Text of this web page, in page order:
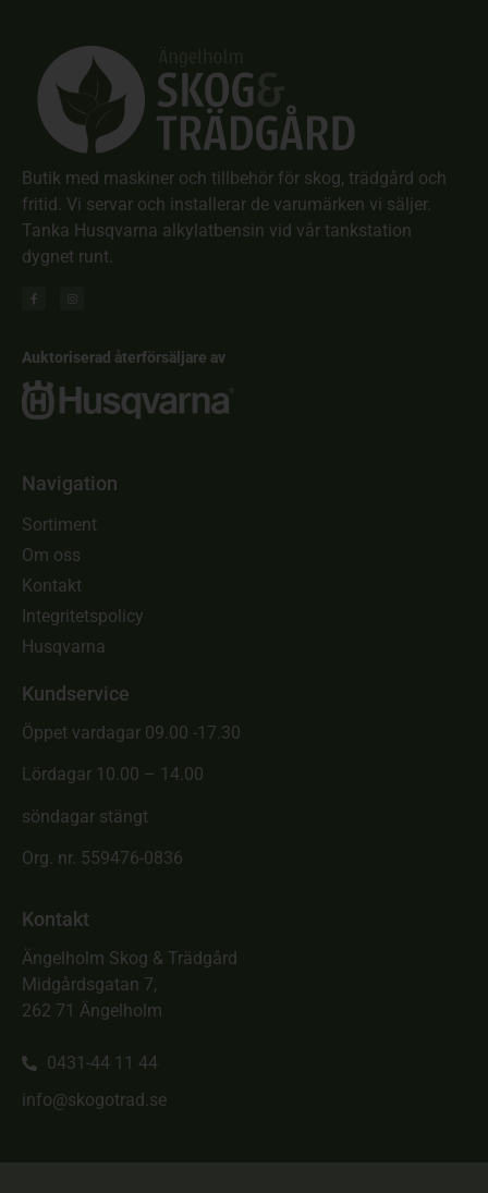
Butik med maskiner och tillbehör för skog, trädgård och
fritid. Vi servar och installerar de varumärken vi säljer.
Tanka Husqvarna alkylatbensin vid vår tankstation
dygnet runt.
Auktoriserad återförsäljare av
Navigation
Sortiment
Om oss
Kontakt
Integritetspolicy
Husqvarna
Kundservice
Öppet vardagar 09.00 -17.30
Lördagar 10.00 – 14.00
söndagar stängt
Org. nr. 559476-0836
Kontakt
Ängelholm Skog & Trädgård
Midgårdsgatan 7,
262 71 Ängelholm
0431-44 11 44
info@skogotrad.se